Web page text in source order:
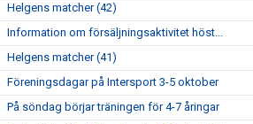
Helgens matcher (42)
Information om försäljningsaktivitet höst...
Helgens matcher (41)
Föreningsdagar på Intersport 3-5 oktober
På söndag börjar träningen för 4-7 åringar